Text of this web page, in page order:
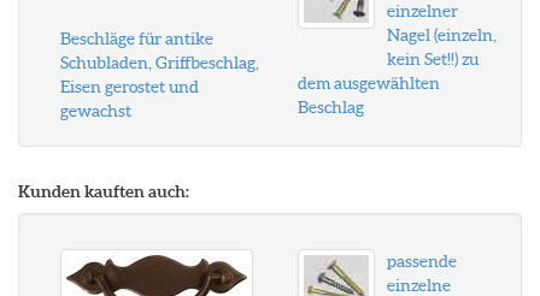
Beschläge für antike
Schubladen, Griffbeschlag,
Eisen gerostet und
gewachst
einzelner
Nagel (einzeln,
kein Set!!) zu
dem ausgewählten
Beschlag
Kunden kauften auch:
passende
einzelne